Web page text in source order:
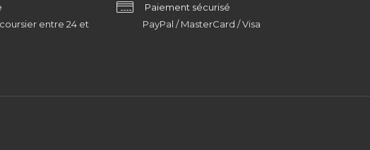
entre 24 et
Paiement sécurisé
PayPal / MasterCard / Visa